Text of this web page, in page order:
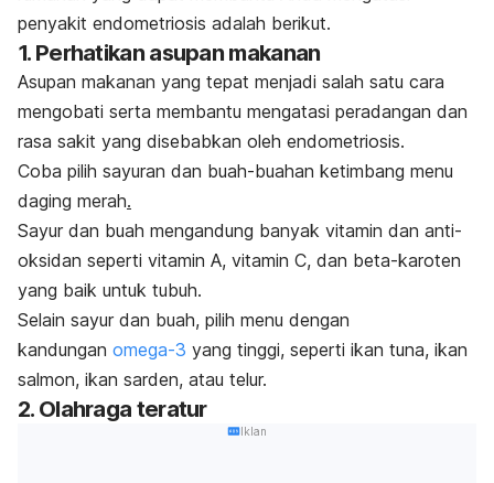
penyakit endometriosis adalah berikut.
1. Perhatikan asupan makanan
Asupan makanan yang tepat menjadi salah satu cara
mengobati serta membantu mengatasi peradangan dan
rasa sakit yang disebabkan oleh endometriosis.
Coba pilih sayuran dan buah-buahan ketimbang menu
daging merah.
Sayur dan buah mengandung banyak vitamin dan anti-
oksidan seperti vitamin A, vitamin C, dan beta-karoten
yang baik untuk tubuh.
Selain sayur dan buah, pilih menu dengan
kandungan omega-3 yang tinggi, seperti ikan tuna, ikan
salmon, ikan sarden, atau telur.
2. Olahraga teratur
Iklan